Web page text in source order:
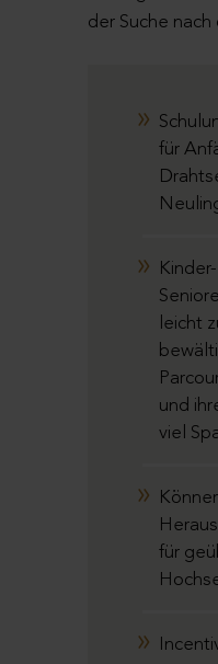
der Suche
für
leicht
und
viel
für